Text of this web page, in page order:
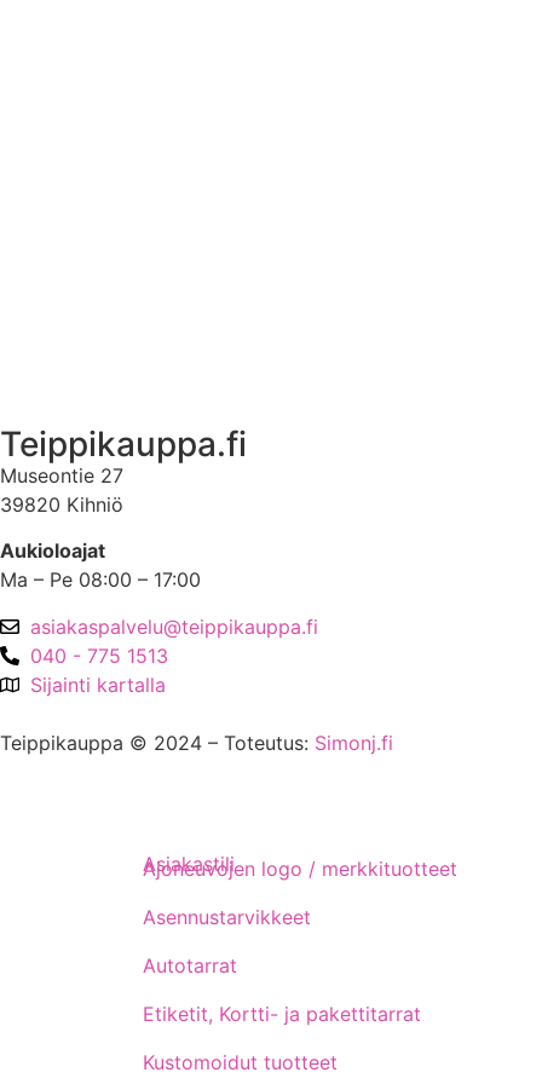
Teippikauppa.fi
Museontie 27
39820 Kihniö
Aukioloajat
Ma – Pe 08:00 – 17:00
asiakaspalvelu@teippikauppa.fi
040 - 775 1513
Sijainti kartalla
Teippikauppa © 2024 – Toteutus: Simonj.fi
Ajoneuvojen logo / merkkituotteet
Asennustarvikkeet
Autotarrat
Etiketit, Kortti- ja pakettitarrat
Kustomoidut tuotteet
Asiakastili